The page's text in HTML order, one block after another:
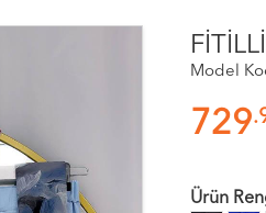
Model
729
Ürün